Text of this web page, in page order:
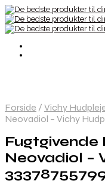
Forside / Vichy
Neovadiol – Vichy
Fugtgivende
Neovadiol –